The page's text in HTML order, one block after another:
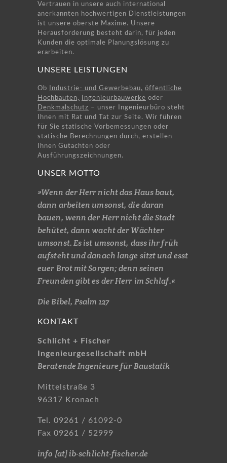
Vertrauen in unsere auch international
anerkannten hochwertigen Dienstleistungen
ist unsere oberste Maxime. Unsere
Herausforderung besteht darin, für jeden
Kunden die optimale Planungslösung zu
erarbeiten.
UNSERE LEISTUNGEN
Ob Industrie- und Gewerbebau, öffentliche
Hochbauten,
Ingenieurbauwerke oder
Denkmalschutz – unser Ingenieurbüro steht
Ihnen mit Rat und Tat zur Seite. Wir führen
für Sie statische Vorbemessungen oder
statische Berechnungen durch, erstellen
Ihnen Gutachten oder
Ausführungszeichnungen.
UNSER MOTTO
»Wenn der Herr nicht das Haus baut,
dann arbeiten umsonst, die daran
bauen, wenn der Herr nicht die Stadt
behütet, dann wacht der Wächter
umsonst. Es ist umsonst, dass ihr früh
aufsteht und danach lange sitzt und esst
euer Brot mit Sorgen; denn seinen
Freunden gibt es der Herr im Schlaf.«
Die Bibel, Psalm 127
KONTAKT
Schlicht + Fischer
Ingenieurgesellschaft mbH
Beratende Ingenieure für Baustatik
Mittelstraße 3
96317 Kronach
Tel. 09261 / 61092-0
Fax 09261 / 52999
info [at] ib-schlicht-fischer.de